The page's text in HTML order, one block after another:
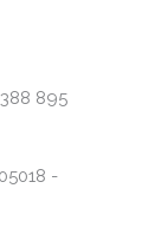
895
-